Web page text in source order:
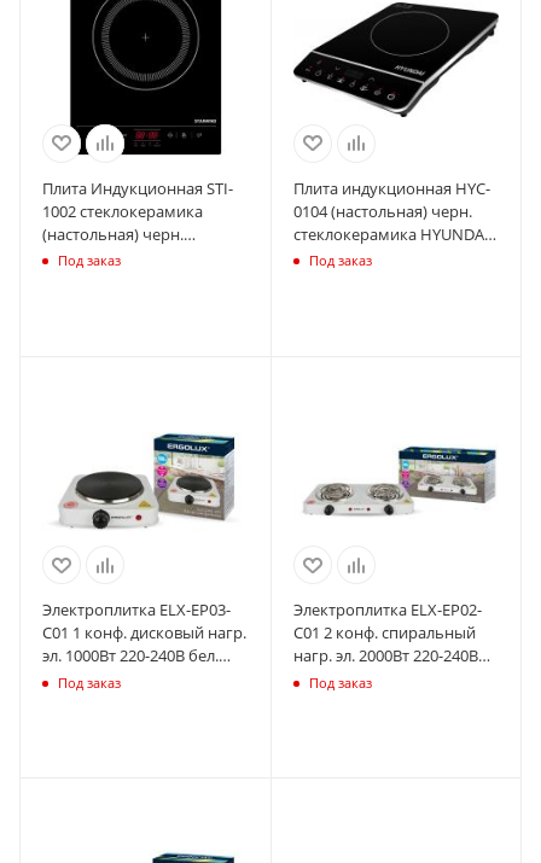
Плита Индукционная STI-
1002 стеклокерамика
(настольная) черн.
STARWIND 1422218
Под заказ
Плита индукционная HYC-
0104 (настольная) черн.
стеклокерамика HYUNDAI
1358598
Под заказ
Электроплитка ELX-EP03-
C01 1 конф. дисковый нагр.
эл. 1000Вт 220-240В бел.
Ergolux 13438
Под заказ
Электроплитка ELX-EP02-
C01 2 конф. спиральный
нагр. эл. 2000Вт 220-240В
бел. Ergolux 13437
Под заказ